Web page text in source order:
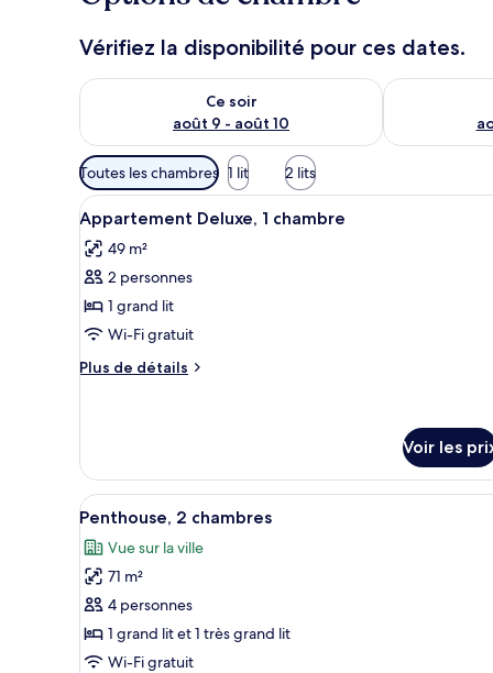
Vérifiez la disponibilité pour ces dates.
Ce soir
août 9 - août 10
Vérifier la disponibilité pour ce soir août 9 - août 10
Vérifier la
Filtres
disponibles
pour
les
chambres
Toutes les chambres 1 lit 2 lits
Afficher
toutes
les
photos
pour
ce
type
de
chambre
Une chambre à coucher avec
6
Appartement Deluxe, 1 chambre
49 m²
2 personnes
1 grand lit
Wi-Fi gratuit
Plus de détails
Plus
type
de
chambre
Appartement
Deluxe,
chambre
Voir les
Afficher
toutes
les
photos
pour
ce
type
Une chambre à coucher avec
13
Penthouse, 2 chambres
Vue sur la ville
71 m²
4 personnes
1 grand lit et 1 très grand lit
Wi-Fi gratuit